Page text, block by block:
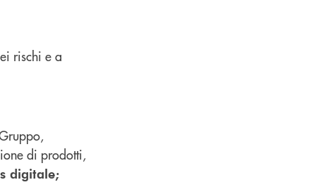
rischi e a
di prodotti,
digitale;